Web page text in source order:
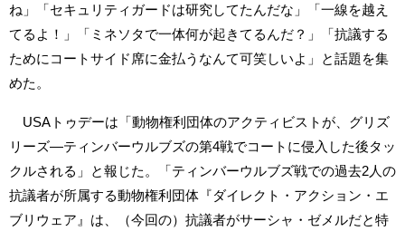
ね」「セキュリティガードは研究してたんだな」「一線を越え
てるよ！」「ミネソタで一体何が起きてるんだ？」「抗議する
ためにコートサイド席に金払うなんて可笑しいよ」と話題を集
めた。
USAトゥデーは「動物権利団体のアクティビストが、グリズ
リーズ―ティンバーウルブズの第4戦でコートに侵入した後タッ
クルされる」と報じた。「ティンバーウルブズ戦での過去2人の
抗議者が所属する動物権利団体『ダイレクト・アクション・エ
ブリウェア』は、（今回の）抗議者がサーシャ・ゼメルだと特